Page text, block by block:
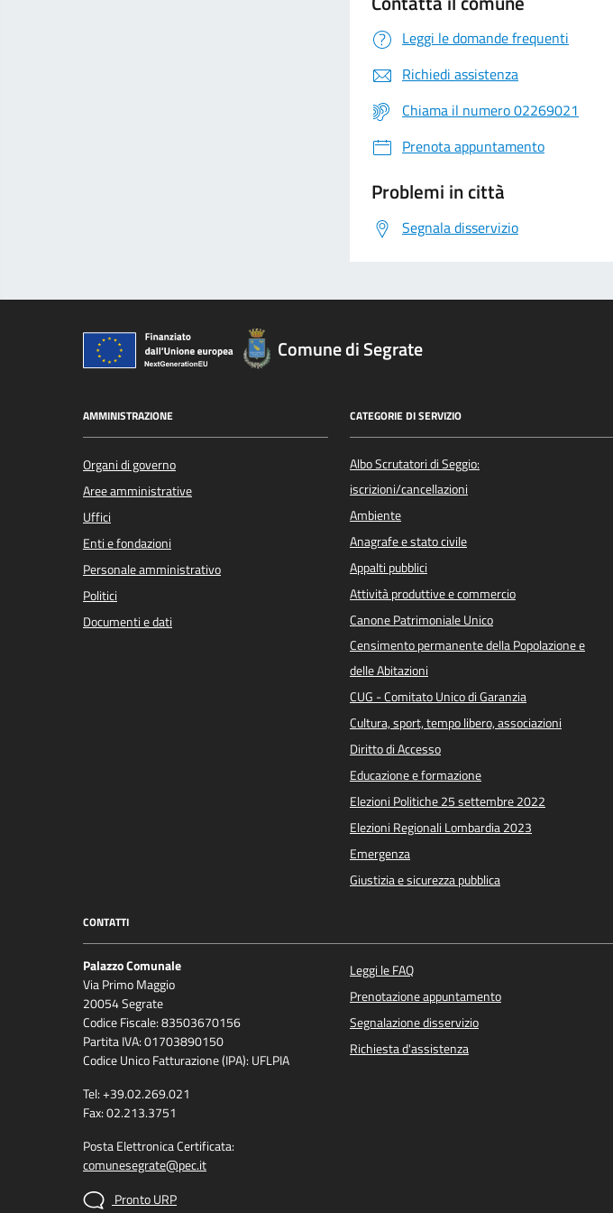
Leggi le domande frequenti
Richiedi assistenza
Chiama il numero 02269021
Prenota appuntamento
Problemi in città
Segnala disservizio
Comune di Segrate
AMMINISTRAZIONE
Organi di governo
Aree amministrative
Uffici
Enti e fondazioni
Personale amministrativo
Politici
Documenti e dati
CATEGORIE DI SERVIZIO
Albo Scrutatori di Seggio:
iscrizioni/cancellazioni
Ambiente
Anagrafe e stato civile
Appalti pubblici
Attività produttive e commercio
Canone Patrimoniale Unico
Censimento permanente della Popolazione e
delle Abitazioni
CUG - Comitato Unico di Garanzia
Cultura, sport, tempo libero, associazioni
Diritto di Accesso
Educazione e formazione
Elezioni Politiche 25 settembre 2022
Elezioni Regionali Lombardia 2023
Emergenza
Giustizia e sicurezza pubblica
CONTATTI
Palazzo Comunale
Via Primo Maggio
20054 Segrate
Codice Fiscale: 83503670156
Partita IVA: 01703890150
Codice Unico Fatturazione (IPA): UFLPIA
Tel: +39.02.269.021
Fax: 02.213.3751
Posta Elettronica Certificata:
comunesegrate@pec.it
Pronto URP
Leggi le FAQ
Prenotazione appuntamento
Segnalazione disservizio
Richiesta d'assistenza